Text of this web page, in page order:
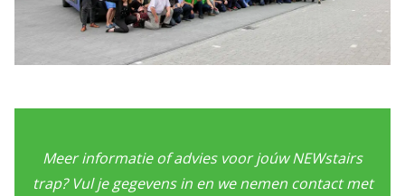
Meer informatie of advies voor joúw NEWstairs
trap? Vul je gegevens in en we nemen contact met